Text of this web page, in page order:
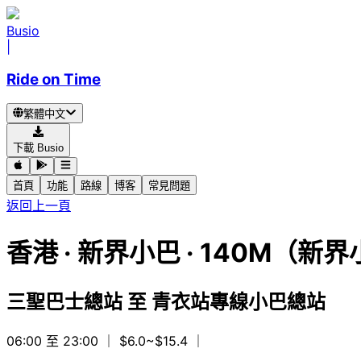
Busio
Ride on Time
繁體中文
下載 Busio
首頁 功能 路線 博客 常見問題
返回上一頁
香港· 新界小巴 · 140M（新界
三聖巴士總站 至 青衣站專線小巴總站
06:00 至 23:00 ｜ $6.0~$15.4